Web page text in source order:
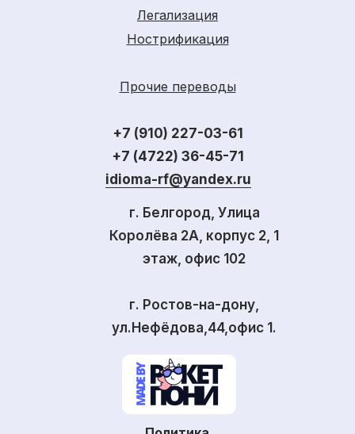
г. Белгород, Улица
Королёва 2А, корпус 2, 1
этаж, офис 102
г. Ростов-на-дону,
ул.Нефёдова,44,офис 1.
+7 (910) 227-03-61
+7 (4722) 36-45-71
idioma-rf@yandex.ru
Легализация
Нострификация
Прочие переводы